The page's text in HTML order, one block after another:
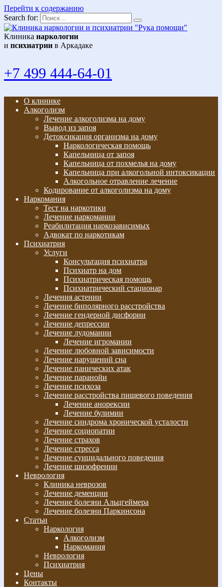
Перейти к содержанию
Search for:
Клиника наркологии
и психиатрии в Аркадаке
+7 499 444-64-01
О клинике
Алкоголизм
Лечение алкоголизма на дому
Вывод из запоя
Детоксикация организма на дому
Наркологическая помощь
Капельница от запоя
Капельница от похмелья на дому
Капельница при алкогольной интоксикации
Алкогольное отравление лечение
Кодирование от алкоголизма на дому
Наркомания
Тест на наркотики
Лечение наркомании
Реабилитация наркозависимых
Адвокат по наркотикам
Психиатрия
Услуги
Консультация психиатра
Психиатр на дом
Психиатрическая помощь
Психиатрический стационар
Лечения астении
Лечение биполярного расстройства
Лечение гендерной дисфории
Лечение депрессии
Лечение лудомании
Лечение игромании
Лечение любовной зависимости
Лечение нарушений сна
Лечение панических атак
Лечение паранойи
Лечение психоза
Лечение расстройства пищевого поведения
Лечение анорексии
Лечение булимии
Лечение синдрома хронической усталости
Лечение социопатии
Лечение страхов
Лечение стресса
Лечение суицидального поведения
Лечение шизофрении
Неврология
Клиника неврозов
Лечение деменции
Лечение болезни Альцгеймера
Лечение болезни Паркинсона
Статьи
Наркология
Алкоголизм
Наркомания
Неврология
Психиатрия
Цены
Контакты